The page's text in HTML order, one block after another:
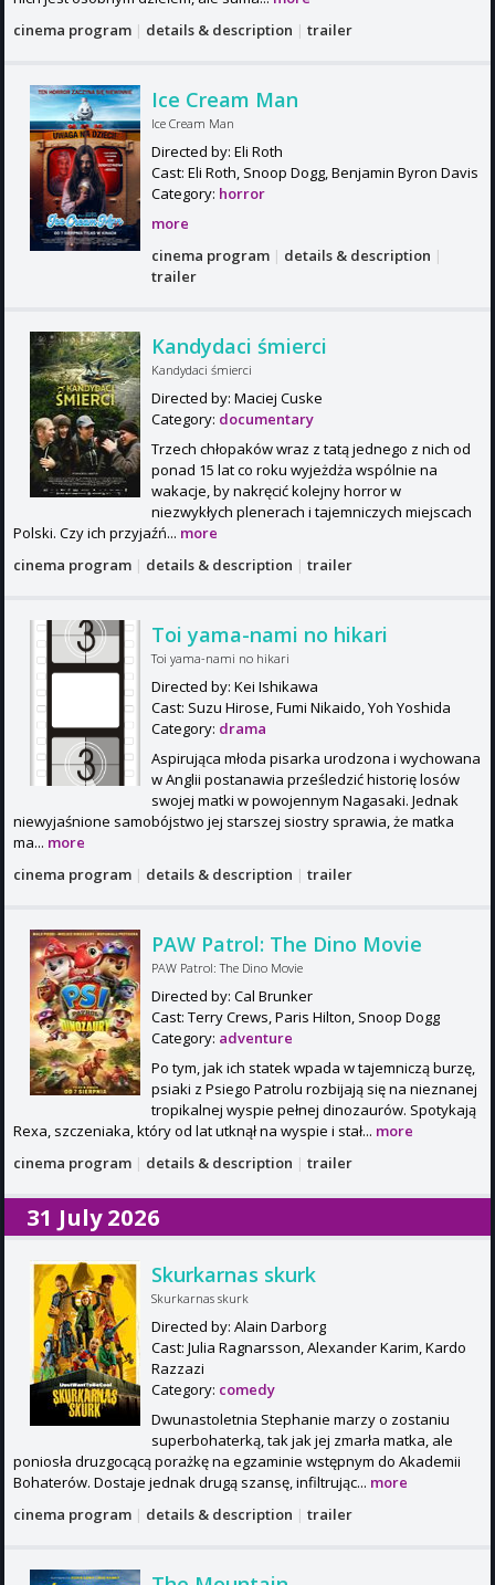
cinema program | details & description | trailer
Ice Cream Man
Ice Cream Man
Directed by: Eli Roth
Cast: Eli Roth, Snoop Dogg, Benjamin Byron Davis
Category: horror
more
cinema program | details & description |
trailer
Kandydaci śmierci
Kandydaci śmierci
Directed by: Maciej Cuske
Category: documentary
Trzech chłopaków wraz z tatą jednego z nich od
ponad 15 lat co roku wyjeżdża wspólnie na
wakacje, by nakręcić kolejny horror w
niezwykłych plenerach i tajemniczych miejscach
Polski. Czy ich przyjaźń... more
cinema program | details & description | trailer
Toi yama-nami no hikari
Toi yama-nami no hikari
Directed by: Kei Ishikawa
Cast: Suzu Hirose, Fumi Nikaido, Yoh Yoshida
Category: drama
Aspirująca młoda pisarka urodzona i wychowana
w Anglii postanawia prześledzić historię losów
swojej matki w powojennym Nagasaki. Jednak
niewyjaśnione samobójstwo jej starszej siostry sprawia, że matka
ma... more
cinema program | details & description | trailer
PAW Patrol: The Dino Movie
PAW Patrol: The Dino Movie
Directed by: Cal Brunker
Cast: Terry Crews, Paris Hilton, Snoop Dogg
Category: adventure
Po tym, jak ich statek wpada w tajemniczą burzę,
psiaki z Psiego Patrolu rozbijają się na nieznanej
tropikalnej wyspie pełnej dinozaurów. Spotykają
Rexa, szczeniaka, który od lat utknął na wyspie i stał... more
cinema program | details & description | trailer
31 July 2026
Skurkarnas skurk
Skurkarnas skurk
Directed by: Alain Darborg
Cast: Julia Ragnarsson, Alexander Karim, Kardo
Razzazi
Category: comedy
Dwunastoletnia Stephanie marzy o zostaniu
superbohaterką, tak jak jej zmarła matka, ale
poniosła druzgocącą porażkę na egzaminie wstępnym do Akademii
Bohaterów. Dostaje jednak drugą szansę, infiltrując... more
cinema program | details & description | trailer